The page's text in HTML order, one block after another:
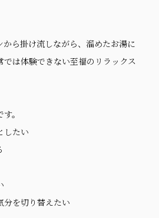
ら掛け流しながら、溜めたお湯に
は体験できない至福のリラックス
。
したい
分を切り替えたい